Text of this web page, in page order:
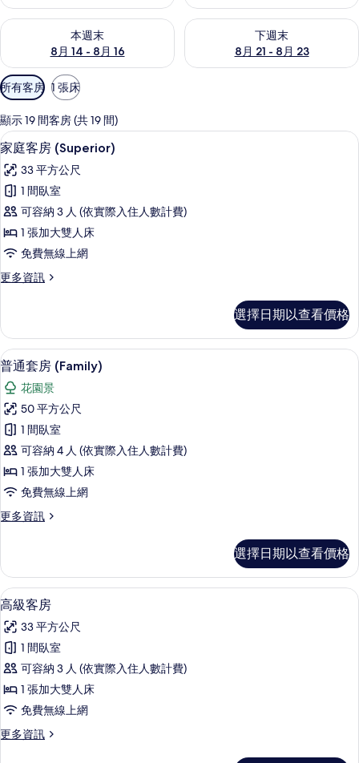
本週末
8月 14 - 8月 16
查看本週末 (8月 14 - 8月 16) 的供應情況
下週末
8月 21 - 8月 23
查看下週末 (8月 21 - 8月 23)
可
用
的
客
房
篩
選
條
所有客房 1 張床
顯示 19 間客房 (共 19 間)
顯
示
家
庭
客
房
(Superior)
的
有
相
片
高級寢具、迷你吧、客房內保險箱、書
4
家庭客房 (Superior)
33 平方公尺
1 間臥室
可容納 3 人 (依實際入住人數計費)
1 張加大雙人床
免費無線上網
更多資訊
更
客
房
(Superior)
的
詳
情
選擇日期以查看價格
顯
示
普
通
套
房
(Family)
的
所
相
片
高級寢具、迷你吧、客房內保險箱、書
6
普通套房 (Family)
花園景
50 平方公尺
1 間臥室
可容納 4 人 (依實際入住人數計費)
1 張加大雙人床
免費無線上網
更多資訊
更
套
房
(Family)
詳
情
選擇日期以查看價格
顯
示
高
級
客
房
所
高級寢具、迷你吧、客房內保險箱、書
4
高級客房
33 平方公尺
1 間臥室
可容納 3 人 (依實際入住人數計費)
1 張加大雙人床
免費無線上網
更多資訊
更